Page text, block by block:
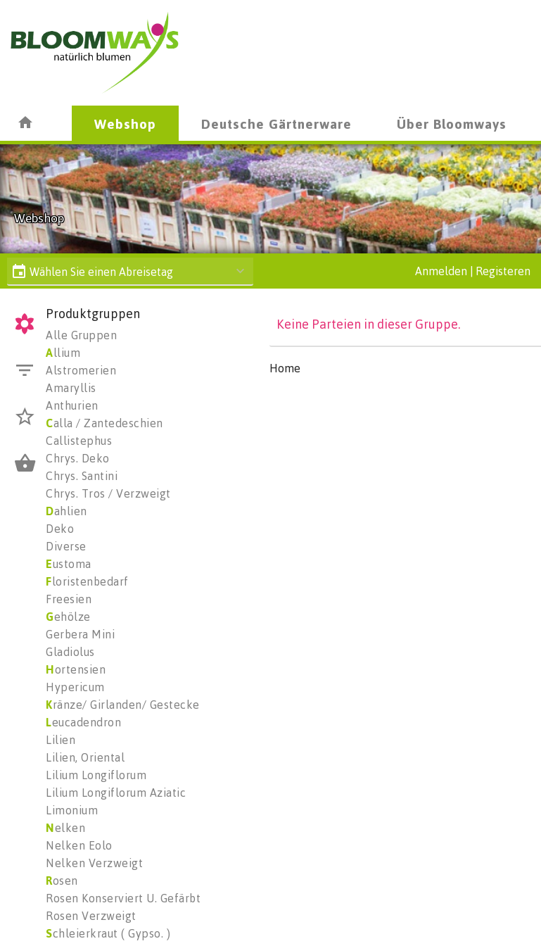
Webshop Deutsche Gärtnerware Über Bloomways
Webshop
Wählen Sie einen Abreisetag Anmelden Registeren
Produktgruppen
Alle Gruppen
Allium
Alstromerien
Amaryllis
Anthurien
Calla / Zantedeschien
Callistephus
Chrys. Deko
Chrys. Santini
Chrys. Tros / Verzweigt
Dahlien
Deko
Diverse
Eustoma
Floristenbedarf
Freesien
Gehölze
Gerbera Mini
Gladiolus
Hortensien
Hypericum
Kränze/ Girlanden/ Gestecke
Leucadendron
Lilien
Lilien, Oriental
Lilium Longiflorum
Lilium Longiflorum Aziatic
Limonium
Nelken
Nelken Eolo
Nelken Verzweigt
Rosen
Rosen Konserviert U. Gefärbt
Rosen Verzweigt
Schleierkraut ( Gypso. )
Keine Parteien in dieser Gruppe.
Home